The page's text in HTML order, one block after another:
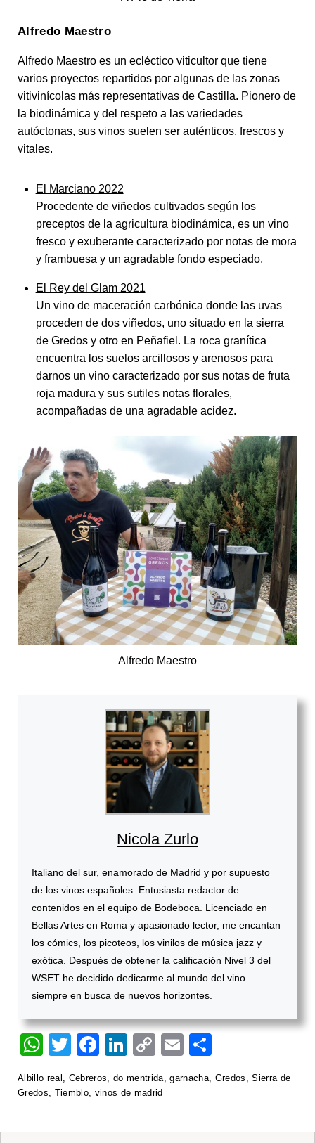
Alfredo Maestro
Alfredo Maestro es un ecléctico viticultor que tiene
varios proyectos repartidos por algunas de las zonas
vitivinícolas más representativas de Castilla. Pionero de
la biodinámica y del respeto a las variedades
autóctonas, sus vinos suelen ser auténticos, frescos y
vitales.
El Marciano 2022
Procedente de viñedos cultivados según los
preceptos de la agricultura biodinámica, es un vino
fresco y exuberante caracterizado por notas de mora
y frambuesa y un agradable fondo especiado.
El Rey del Glam 2021
Un vino de maceración carbónica donde las uvas
proceden de dos viñedos, uno situado en la sierra
de Gredos y otro en Peñafiel. La roca granítica
encuentra los suelos arcillosos y arenosos para
darnos un vino caracterizado por sus notas de fruta
roja madura y sus sutiles notas florales,
acompañadas de una agradable acidez.
Alfredo Maestro
Nicola Zurlo
Italiano del sur, enamorado de Madrid y por supuesto
de los vinos españoles. Entusiasta redactor de
contenidos en el equipo de Bodeboca. Licenciado en
Bellas Artes en Roma y apasionado lector, me encantan
los cómics, los picoteos, los vinilos de música jazz y
exótica. Después de obtener la calificación Nivel 3 del
WSET he decidido dedicarme al mundo del vino
siempre en busca de nuevos horizontes.
W
at
T
tt
F
c
Li
k
C
p
E
ail ar
Albillo real Cebreros do mentrida ,garnacha, Gredos ,Sierra de
Gredos
Tiemblo, vinos de madrid